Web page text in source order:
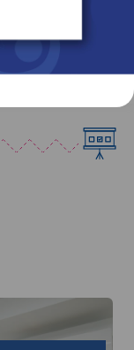
Servicios En Línea